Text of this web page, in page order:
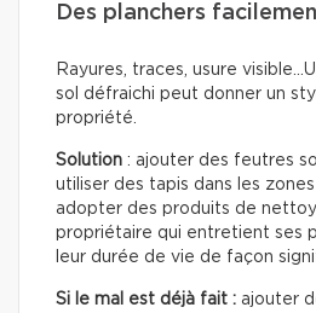
Des planchers
Rayures, traces, usure
sol défraichi peut donner un
propriété.
Solution : ajouter des feutres
utiliser des tapis dans les
adopter des produits de
propriétaire qui entretient ses
leur durée de vie de façon
Si le mal est déjà fait : ajouter